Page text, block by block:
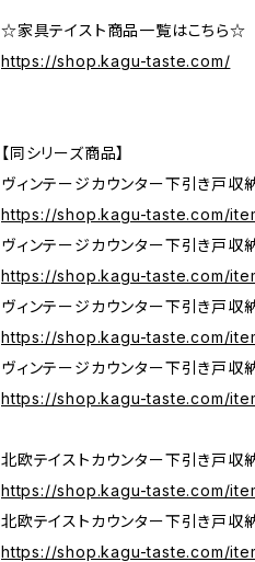
☆家具テイスト商品一覧はこちら☆
https://shop.kagu-taste.com/
【同シリーズ商品】
ヴィンテージカウンター下引き戸収
https://shop.kagu-taste.com/
ヴィンテージカウンター下引き戸
https://shop.kagu-taste.com/
ヴィンテージカウンター下引き戸収
https://shop.kagu-taste.com/
ヴィンテージカウンター下引き戸
https://shop.kagu-taste.com/
北欧テイストカウンター下引き戸収
https://shop.kagu-taste.com/
北欧テイストカウンター下引き戸
https://shop.kagu-taste.com/